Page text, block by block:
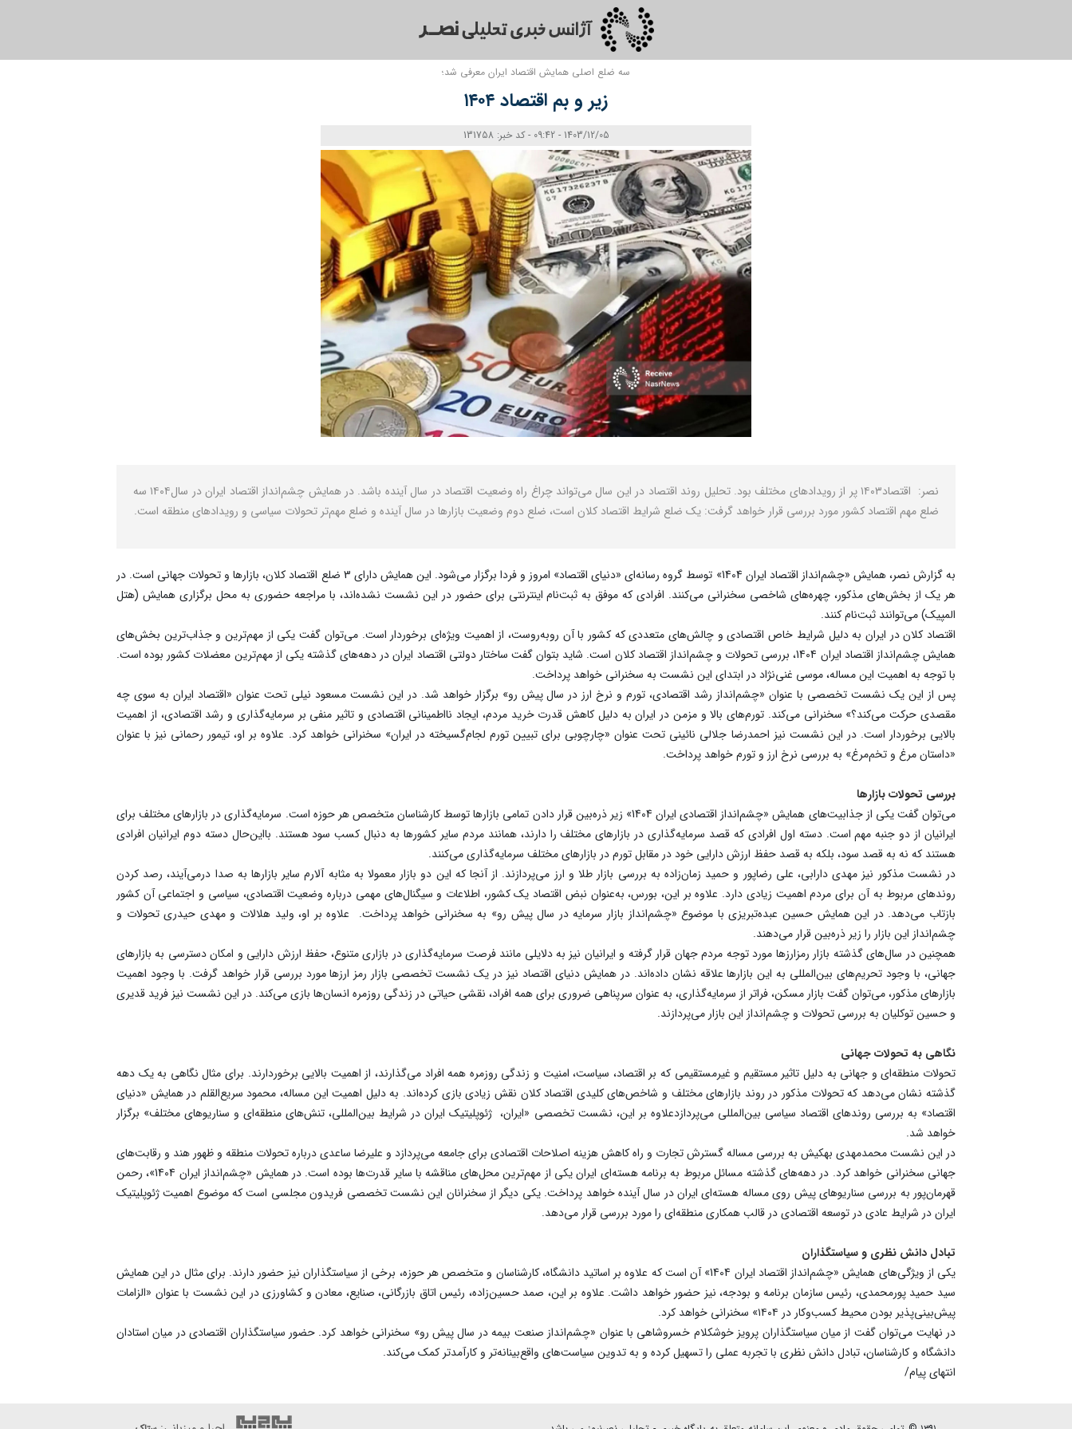
سه ضلع اصلی همایش اقتصاد ایران معرفی شد؛
زیر و بم اقتصاد ۱۴۰۴
1403/12/05 - 09:42 - کد خبر: 131758
نصر: اقتصاد۱۴۰۳ پر از رویدادهای مختلف بود. تحلیل روند اقتصاد در این سال می‌تواند چراغ راه وضعیت اقتصاد در سال آینده باشد. در همایش چشم‌انداز اقتصاد ایران در سال۱۴۰۴ سه
ضلع مهم اقتصاد کشور مورد بررسی قرار خواهد گرفت: یک ضلع شرایط اقتصاد کلان است، ضلع دوم وضعیت بازارها در سال آینده و ضلع مهم‌تر تحولات سیاسی و رویدادهای منطقه است.
به گزارش نصر، همایش «چشم‌انداز اقتصاد ایران 1404» توسط گروه رسانه‌ای «دنیای اقتصاد» امروز و فردا برگزار می‌شود. این همایش دارای 3 ضلع اقتصاد کلان، بازارها و تحولات جهانی است. در
هر یک از بخش‌های مذکور، چهره‌های شاخصی سخنرانی می‌کنند. افرادی که موفق به ثبت‌نام اینترنتی برای حضور در این نشست نشده‌اند، با مراجعه حضوری به محل برگزاری همایش (هتل
المپیک) می‌توانند ثبت‌نام کنند.
اقتصاد کلان در ایران به دلیل شرایط خاص اقتصادی و چالش‌های متعددی که کشور با آن روبه‌روست، از اهمیت ویژه‌ای برخوردار است. می‌توان گفت یکی از مهم‌ترین و جذاب‌ترین بخش‌های
همایش چشم‌انداز اقتصاد ایران 1404، بررسی تحولات و چشم‌انداز اقتصاد کلان است. شاید بتوان گفت ساختار دولتی اقتصاد ایران در دهه‌های گذشته یکی از مهم‌ترین معضلات کشور بوده است.
با توجه به اهمیت این مساله، موسی غنی‌نژاد در ابتدای این نشست به سخنرانی خواهد پرداخت.
پس از این یک نشست تخصصی با عنوان «چشم‌‌انداز رشد اقتصادی، تورم و نرخ ارز در سال پیش رو» برگزار خواهد شد. در این نشست مسعود نیلی تحت عنوان «اقتصاد ایران به سوی چه
مقصدی حرکت می‌کند؟» سخنرانی می‌کند. تورم‌های بالا و مزمن در ایران به دلیل کاهش قدرت خرید مردم، ایجاد نااطمینانی اقتصادی و تاثیر منفی بر سرمایه‌گذاری و رشد اقتصادی، از اهمیت
بالایی برخوردار است. در این نشست نیز احمدرضا جلالی نائینی تحت عنوان «چارچوبی برای تبیین تورم لجام‌گسیخته در ایران» سخنرانی خواهد کرد. علاوه بر او، تیمور رحمانی نیز با عنوان
«داستان مرغ و تخم‌مرغ» به بررسی نرخ ارز و تورم خواهد پرداخت.
بررسی تحولات بازارها
می‌توان گفت یکی از جذابیت‌‌های همایش «چشم‌انداز اقتصادی ایران 1404» زیر ذره‌بین قرار دادن تمامی بازارها توسط کارشناسان متخصص هر حوزه است. سرمایه‌گذاری در بازارهای مختلف برای
ایرانیان از دو جنبه مهم است. دسته اول افرادی که قصد سرمایه‌گذاری در بازارهای مختلف را دارند، همانند مردم سایر کشورها به دنبال کسب سود هستند. با‌این‌حال دسته دوم ایرانیان افرادی
هستند که نه به قصد سود، بلکه به قصد حفظ ارزش دارایی خود در مقابل تورم در بازارهای مختلف سرمایه‌گذاری می‌کنند.
در نشست مذکور نیز مهدی دارابی، علی رضاپور و حمید زمان‌زاده به بررسی بازار طلا و ارز می‌پردازند. از آنجا که این دو بازار معمولا به مثابه آلارم سایر بازارها به صدا در‌می‌آیند، رصد کردن
روندهای مربوط به آن برای مردم اهمیت زیادی دارد. علاوه بر این، بورس، به‌عنوان نبض اقتصاد یک کشور، اطلاعات و سیگنال‌های مهمی درباره وضعیت اقتصادی، سیاسی و اجتماعی آن کشور
بازتاب می‌دهد. در این همایش حسین عبده‌تبریزی با موضوع «چشم‌‌انداز بازار سرمایه در سال پیش رو» به سخنرانی خواهد پرداخت. علاوه بر او، ولید هلالات و مهدی حیدری تحولات و
چشم‌انداز این بازار را زیر ذره‌بین قرار می‌دهند.
همچنین در سال‌‌های گذشته بازار رمزارزها مورد توجه مردم جهان قرار گرفته و ایرانیان نیز به دلایلی مانند فرصت سرمایه‌گذاری در بازاری متنوع، حفظ ارزش دارایی و امکان دسترسی به بازارهای
جهانی، با وجود تحریم‌های بین‌المللی به این بازارها علاقه نشان داده‌اند. در همایش دنیای اقتصاد نیز در یک نشست تخصصی بازار رمز ارزها مورد بررسی قرار خواهد گرفت. با وجود اهمیت
بازارهای مذکور، می‌توان گفت بازار مسکن، فراتر از سرمایه‌گذاری، به عنوان سرپناهی ضروری برای همه افراد، نقشی حیاتی در زندگی روزمره انسان‌ها بازی می‌کند. در این نشست نیز فرید قدیری
و حسین توکلیان به بررسی تحولات و چشم‌انداز این بازار می‌پردازند.
نگاهی به تحولات جهانی
تحولات منطقه‌ای و جهانی به دلیل تاثیر مستقیم و غیرمستقیمی که بر اقتصاد، سیاست، امنیت و زندگی روزمره همه افراد می‌گذارند، از اهمیت بالایی برخوردارند. برای مثال نگاهی به یک دهه
گذشته نشان می‌دهد که تحولات مذکور در روند بازارهای مختلف و شاخص‌های کلیدی اقتصاد کلان نقش زیادی بازی کرده‌اند. به دلیل اهمیت این مساله، محمود سریع‌القلم در همایش «دنیای
اقتصاد» به بررسی روندهای اقتصاد سیاسی بین‌المللی می‌پردازدعلاوه بر این، نشست تخصصی «ایران، ژئوپلیتیک ایران در شرایط بین‌المللی، تنش‌های منطقه‌ای و سناریوهای مختلف» برگزار
خواهد شد.
در این نشست محمد‌مهدی بهکیش به بررسی مساله گسترش تجارت و راه کاهش هزینه اصلاحات اقتصادی برای جامعه می‌پردازد و علیرضا ساعدی درباره تحولات منطقه و ظهور هند و رقابت‌های
جهانی سخنرانی خواهد کرد. در دهه‌های گذشته مسائل مربوط به برنامه هسته‌ای ایران یکی از مهم‌ترین محل‌های مناقشه با سایر قدرت‌ها بوده است. در همایش «چشم‌انداز ایران 1404»، رحمن
قهرمان‌پور به بررسی سناریوهای پیش‌ روی مساله هسته‌ای ایران در سال آینده خواهد پرداخت. یکی دیگر از سخنرانان این نشست تخصصی فریدون مجلسی است که موضوع اهمیت ژئوپلیتیک
ایران در شرایط عادی در توسعه اقتصادی در قالب همکاری منطقه‌‌‌ای را مورد بررسی قرار می‌دهد.
تبادل دانش نظری و سیاستگذاران
یکی از ویژگی‌های همایش «چشم‌‌انداز اقتصاد ایران 1404» آن است که علاوه بر اساتید دانشگاه، کارشناسان و متخصص هر حوزه، برخی از سیاستگذاران نیز حضور دارند. برای مثال در این همایش
سید حمید پورمحمدی، رئیس سازمان برنامه و بودجه، نیز حضور خواهد داشت. علاوه بر این، صمد حسین‌زاده‌، رئیس اتاق بازرگانی، صنایع، معادن و کشاورزی در این نشست با عنوان «الزامات
پیش‌بینی‌پذیر بودن محیط کسب‌و‌کار در ۱۴۰۴» سخنرانی خواهد کرد.
در نهایت می‌توان گفت از میان سیاستگذاران پرویز خوشکلام خسروشاهی با عنوان «چشم‌انداز صنعت بیمه در سال پیش رو» سخنرانی خواهد کرد. حضور سیاستگذاران اقتصادی در میان استادان
دانشگاه و کارشناسان، تبادل دانش نظری با تجربه عملی را تسهیل کرده و به تدوین سیاست‌های واقع‌بینانه‌تر و کارآمدتر کمک می‌کند.
انتهای پیام/